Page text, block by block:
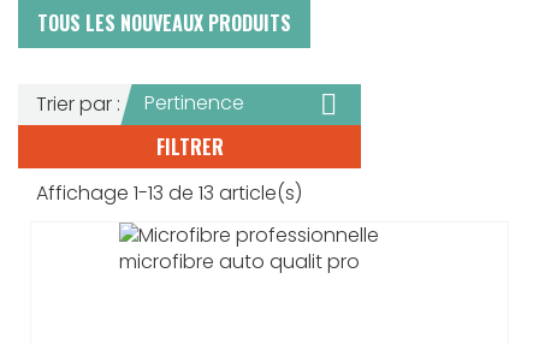
TOUS LES NOUVEAUX PRODUITS
Trier par : Pertinence 
FILTRER
Affichage 1-13 de 13 article(s)